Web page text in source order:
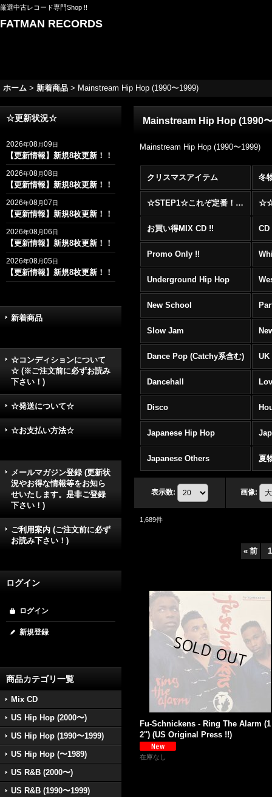
厳選中古レコード専門Shop !!
FATMAN RECORDS
ホーム > 新着商品 > Mainstream Hip Hop (1990〜1999)
☆更新状況☆
2026年08月09日
【更新情報】新規8枚更新！！
2026年08月08日
【更新情報】新規8枚更新！！
2026年08月07日
【更新情報】新規8枚更新！！
2026年08月06日
【更新情報】新規8枚更新！！
2026年08月05日
【更新情報】新規8枚更新！！
新着商品
☆コンディションについて
☆ (※ご注文前に必ずお読み
下さい！)
☆発送について☆
☆お支払い方法☆
メールマガジン登録 (更新状
況やお得な情報等をお知ら
せいたします。是非ご登録
下さい！)
ご利用案内 (ご注文前に必ず
お読み下さい！)
ログイン
ログイン
新規登録
商品カテゴリ一覧
Mix CD
US Hip Hop (2000〜)
US Hip Hop (1990〜1999)
US Hip Hop (〜1989)
US R&B (2000〜)
US R&B (1990〜1999)
Mainstream Hip Hop (1990
Mainstream Hip Hop (1990〜1999)
クリスマスアイテム 冬
☆STEP1☆これぞ定番！！まずはここから！2000年代R&BフロアヒットBest 100 !!!
お買い得MIX CD !!
Promo Only !!
Underground Hip Hop
New School
Slow Jam
Dance Pop (Catchy系含む) UK
Dancehall
Disco
Japanese Hip Hop
Japanese Others 夏
表示数: 画像:
1,689件
« 前 1
Fu-Schnickens - Ring The Alarm (1
2'') (US Original Press !!)
在庫なし